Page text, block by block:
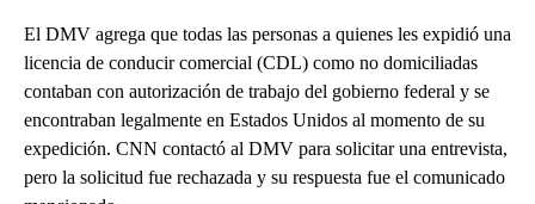
El DMV agrega que todas las personas a quienes les expidió una
licencia de conducir comercial (CDL) como no domiciliadas
contaban con autorización de trabajo del gobierno federal y se
encontraban legalmente en Estados Unidos al momento de su
expedición. CNN contactó al DMV para solicitar una entrevista,
pero la solicitud fue rechazada y su respuesta fue el comunicado